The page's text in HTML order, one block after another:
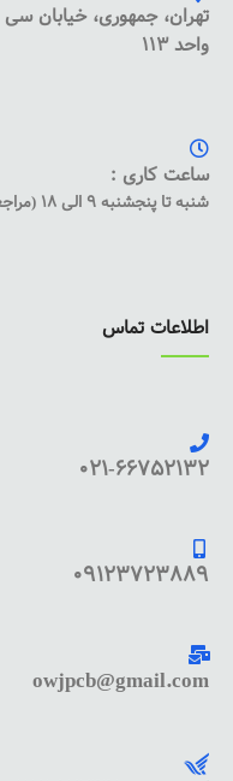
تهران، جمهوری، خیابان سی
واحد 113
ساعت کاری :
شنبه تا پنجشنبه 9 الی 18 (مراجعه حضوری با هماهنگی قبلی)
اطلاعات تماس
021-66752132
09123723889
owjpcb@gmail.com